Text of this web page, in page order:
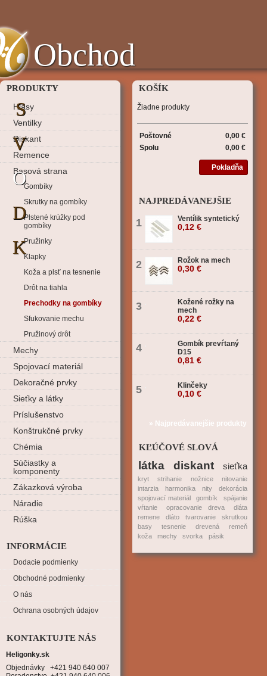
Obchod
PRODUKTY
Hlasy
Ventilky
Diskant
Remence
Basová strana
Gombíky
Skrutky na gombíky
Plstené krúžky pod
gombíky
Pružinky
Klapky
Koža a plsť na tesnenie
Drôt na tiahla
Prechodky na gombíky
Sfukovanie mechu
Pružinový drôt
Mechy
Spojovací materiál
Dekoračné prvky
Sieťky a látky
Príslušenstvo
Konštrukčné prvky
Chémia
Súčiastky a
komponenty
Zákazková výroba
Náradie
Rúška
INFORMÁCIE
Dodacie podmienky
Obchodné podmienky
O nás
Ochrana osobných údajov
S
V
O
D
K
KONTAKTUJTE NÁS
Heligonky.sk
Objednávky   +421 940 640 007
KOŠÍK
Žiadne produkty
0,00 €
Poštovné
0,00 €
Spolu
Pokladňa
NAJPREDÁVANEJŠIE
1 Ventílik syntetický
0,12 €
2 Rožok na mech
0,30 €
3
Kožené rožky na
mech
0,22 €
4
Gombík prevŕtaný
D15
0,81 €
5 Klinčeky
0,10 €
» Najpredávanejšie produkty
KĽÚČOVÉ SLOVÁ
látka diskant sieťka
kryt strihanie nožnice
nitovanie
intarzia
harmonika nity
dekorácia
spojovací materiál
gombík
spájanie
vŕtanie
opracovanie dreva
dláta
remene
dláto tvarovanie
skrutkou
basy
tesnenie drevená
remeň
koža
mechy svorka pásik